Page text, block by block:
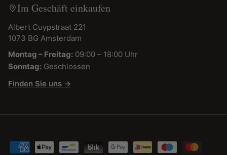
Im Geschäft einkaufen
Albert Cuypstraat 221
1073 BG Amsterdam
Montag – Freitag: 09:00 – 18:00 Uhr
Sonntag: Geschlossen
Finden Sie uns →